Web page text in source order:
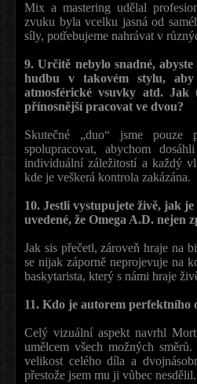
Mix a mastering udělal
zvuku byla vcelku jasná od
síly, potřebujeme nahrávat v
9. Určitě nebylo snadné,
hudbu v takovém stylu, aby
atmosférické vsuvky atd.
přínosnější pracovat ve dvou?
Skutečné „duo“ jsme pouze
spolupracovat, abychom
individuální záležitostí a každý
kde je veškerá kontrola zakázána.
10. Jestli vystupujete živě, jak
uvedené, že Omega A.D. nejen
Jak sis přečetl, zároveň hraje na
se nijak záporně neprojevuje na
baskytarista, který s námi hraje
11. Kdo je autorem perfektního
Celý vizuální aspekt navrhl
umělcem všech možných
velikost celého díla a
přestože jsem mu ji vůbec nesdělil.